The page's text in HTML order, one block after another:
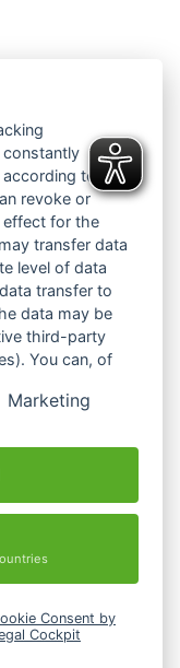
to
revoke or
effect for the
transfer data
level of data
transfer to
data may be
third-party
You can, of
Marketing
Consent by
Cockpit